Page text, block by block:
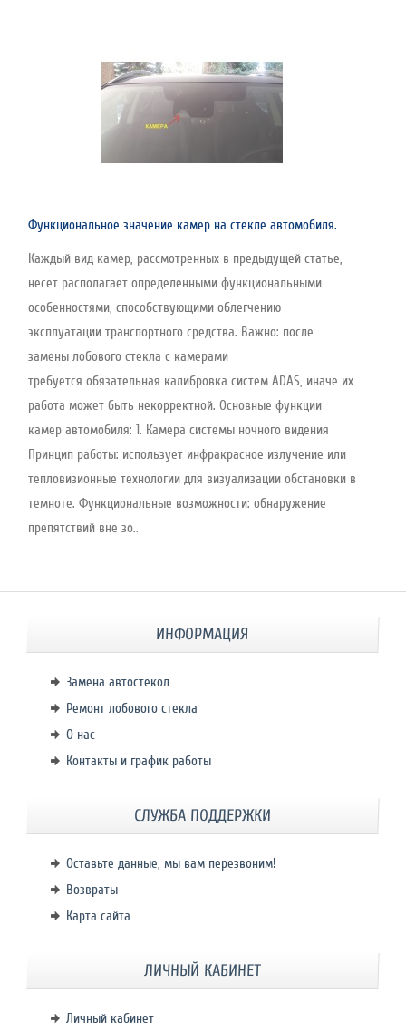
Функциональное значение камер на стекле автомобиля.
Каждый вид камер, рассмотренных в предыдущей статье,
несет располагает определенными функциональными
особенностями, способствующими облегчению
эксплуатации транспортного средства. Важно: после
замены лобового стекла с камерами
требуется обязательная калибровка систем ADAS, иначе их
работа может быть некорректной. Основные функции
камер автомобиля: 1. Камера системы ночного видения
Принцип работы: использует инфракрасное излучение или
тепловизионные технологии для визуализации обстановки в
темноте. Функциональные возможности: обнаружение
препятствий вне зо..
ИНФОРМАЦИЯ
Замена автостекол
Ремонт лобового стекла
О нас
Контакты и график работы
СЛУЖБА ПОДДЕРЖКИ
Оставьте данные, мы вам перезвоним!
Возвраты
Карта сайта
ЛИЧНЫЙ КАБИНЕТ
Личный кабинет